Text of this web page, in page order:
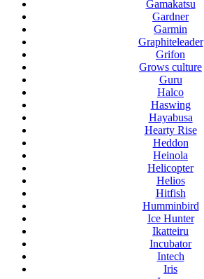
Gamakatsu
Gardner
Garmin
Graphiteleader
Grifon
Grows culture
Guru
Halco
Haswing
Hayabusa
Hearty Rise
Heddon
Heinola
Helicopter
Helios
Hitfish
Humminbird
Ice Hunter
Ikatteiru
Incubator
Intech
Iris